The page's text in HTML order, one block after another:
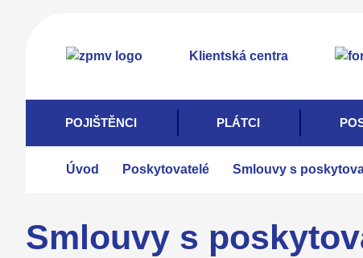
Klientská centra
POJIŠTĚNCI PLÁTCI
Úvod Poskytovatelé Smlouvy s
Smlouvy s